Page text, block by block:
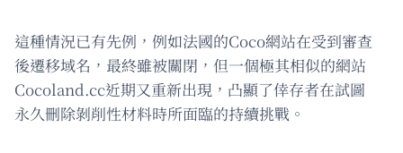
這種情況已有先例，例如法國的Coco網站在受到審查
後遷移域名，最終雖被關閉，但一個極其相似的網站
Cocoland.cc近期又重新出現，凸顯了倖存者在試圖
永久刪除剝削性材料時所面臨的持續挑戰。